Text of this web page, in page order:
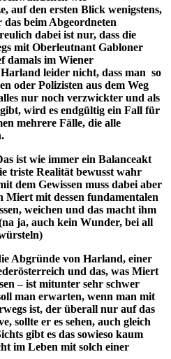
auf den ersten Blick wenigstens,
beim Abgeordneten
dabei ist nur, dass die
mit Oberleutnant Gabloner
damals im Wiener
leider nicht, dass man so
oder Polizisten aus dem Weg
nur noch verzwickter und als
wird es endgültig ein Fall für
mehrere Fälle, die alle
ist wie immer ein Balanceakt
triste Realität bewusst wahr
dem Gewissen muss dabei aber
Miert mit dessen fundamentalen
weichen und das macht ihm
ja, auch kein Wunder, bei all
Abgründe von Harland, einer
und das, was Miert
– ist mitunter sehr schwer
man erwarten, wenn man mit
ist, der überall nur auf das
sollte er es sehen, auch gleich
gibt es das sowieso kaum
im Leben mit solch einer